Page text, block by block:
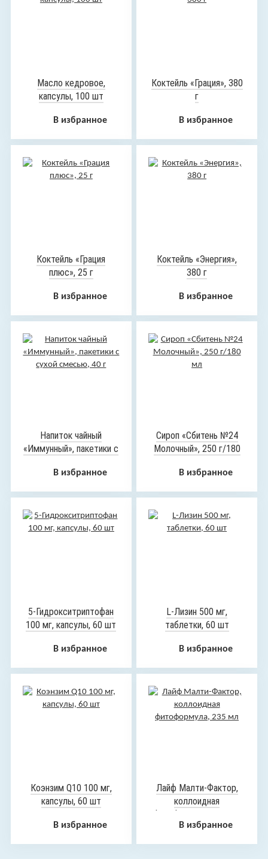
Масло кедровое,
капсулы, 100 шт
В избранное
Коктейль «Грация», 380
г
В избранное
Коктейль «Грация
плюс», 25 г
В избранное
Коктейль «Энергия»,
380 г
В избранное
Напиток чайный
«Иммунный», пакетики с
В избранное
Сироп «Сбитень №24
Молочный», 250 г/180
В избранное
5-Гидрокситриптофан
100 мг, капсулы, 60 шт
В избранное
L-Лизин 500 мг,
таблетки, 60 шт
В избранное
Коэнзим Q10 100 мг,
капсулы, 60 шт
В избранное
Лайф Малти-Фактор,
коллоидная
фитоформула, 235 мл
В избранное